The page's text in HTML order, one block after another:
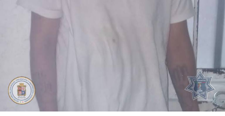
POLICÍA DE LEÓN
POR AMENAZAS, HOMICIDIO EN GRADO DE TENTATIVA EN
CONTRA DE OFICIALES, Y PORTACIÓN DE ARMA BLANCA,
DON'T MISS
CUATRO PERSONAS ARMADAS FUERON DETENIDAS POR LA
POLICÍA DE LEÓN